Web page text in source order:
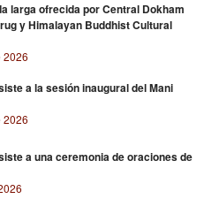
larga ofrecida por Central Dokham
y Himalayan Buddhist Cultural
2026
a la sesión inaugural del Mani
2026
a una ceremonia de oraciones de